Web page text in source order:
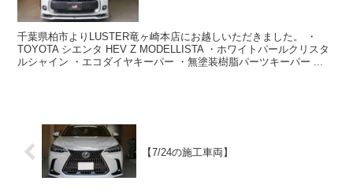
千葉県柏市よりLUSTER竜ヶ崎本店にお越しいただきました。 ・
TOYOTA シエンタ HEV Z MODELLISTA ・ホワイトパールクリスタ
ルシャイン ・エコダイヤキーパー ・無塗装樹脂パーツキーパー ...
【7/24の施工車両】